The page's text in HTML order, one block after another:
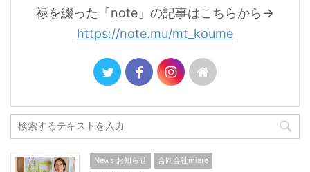
禄を綴った「note」の記事はこちらから→
https://note.mu/mt_koume
News お知らせ 合同会社miare